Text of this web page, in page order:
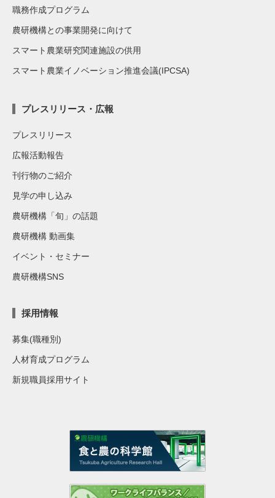
職務作成プログラム
農研機構との事業開発に向けて
スマート農業研究関連施設の供用
スマート農業イノベーション推進会議(IPCSA)
プレスリリース・広報
プレスリリース
広報活動報告
刊行物のご紹介
見学の申し込み
農研機構「旬」の話題
農研機構 動画集
イベント・セミナー
農研機構SNS
採用情報
募集(職種別)
人材育成プログラム
新規職員採用サイト